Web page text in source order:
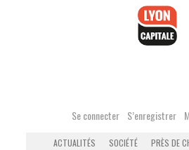
Se connecter S’enregistrer
ACTUALITÉS SOCIÉTÉ PRÈS DE